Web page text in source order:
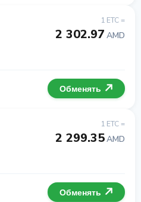
1 ETC =
2 302.97 AMD
Обменять
1 ETC =
2 299.35AMD
Обменять